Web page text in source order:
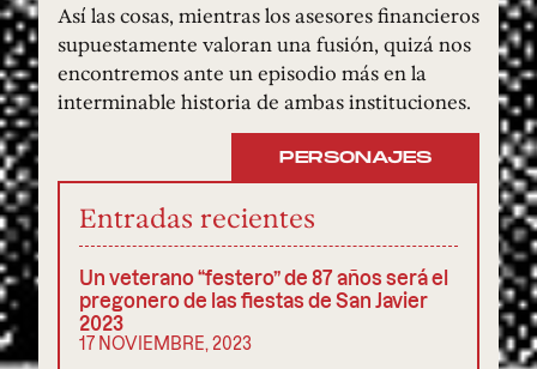
Así las cosas, mientras los asesores financieros
supuestamente valoran una fusión, quizá nos
encontremos ante un episodio más en la
interminable historia de ambas instituciones.
PERSONAJES
Entradas recientes
Un veterano “festero” de 87 años será el
pregonero de las fiestas de San Javier
2023
17 NOVIEMBRE, 2023